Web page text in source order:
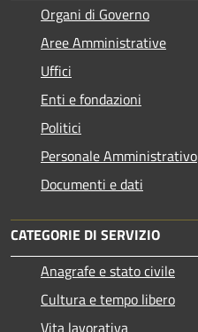
Organi di Governo
Aree Amministrative
Uffici
Enti e fondazioni
Politici
Personale Amministrativo
Documenti e dati
CATEGORIE DI SERVIZIO
Anagrafe e stato civile
Cultura e tempo libero
Vita lavorativa